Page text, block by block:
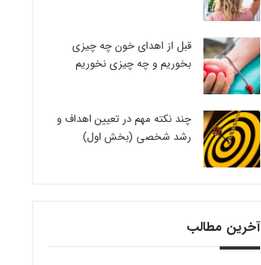
قبل از اهدای خون چه چیزی
بخوریم و چه چیزی نخوریم
چند نکته مهم در تعیین اهداف و
رشد شخصی (بخش اول)
آخرین مطالب